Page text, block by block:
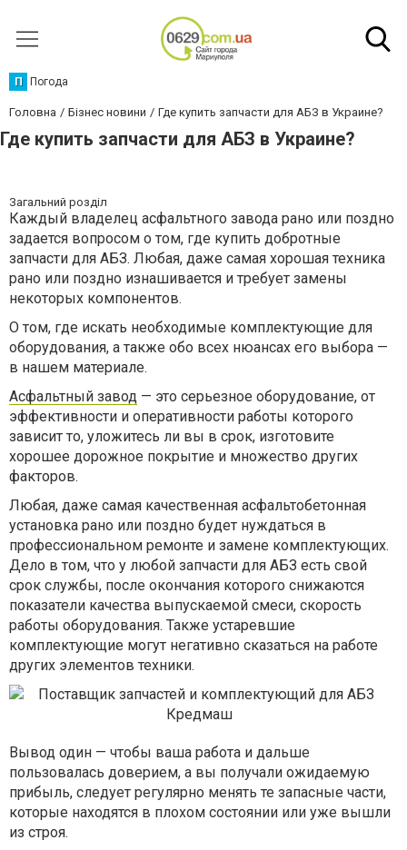
П Погода
Головна Бізнес новини Где купить запчасти для АБЗ в Украине?
Где купить запчасти для АБЗ в Украине?
Загальний розділ
Каждый владелец асфальтного завода рано или поздно
задается вопросом о том, где купить добротные
запчасти для АБЗ. Любая, даже самая хорошая техника
рано или поздно изнашивается и требует замены
некоторых компонентов.
О том, где искать необходимые комплектующие для
оборудования, а также обо всех нюансах его выбора —
в нашем материале.
Асфальтный завод — это серьезное оборудование, от
эффективности и оперативности работы которого
зависит то, уложитесь ли вы в срок, изготовите
хорошее дорожное покрытие и множество других
факторов.
Любая, даже самая качественная асфальтобетонная
установка рано или поздно будет нуждаться в
профессиональном ремонте и замене комплектующих.
Дело в том, что у любой запчасти для АБЗ есть свой
срок службы, после окончания которого снижаются
показатели качества выпускаемой смеси, скорость
работы оборудования. Также устаревшие
комплектующие могут негативно сказаться на работе
других элементов техники.
Вывод один — чтобы ваша работа и дальше
пользовалась доверием, а вы получали ожидаемую
прибыль, следует регулярно менять те запасные части,
которые находятся в плохом состоянии или уже вышли
из строя.